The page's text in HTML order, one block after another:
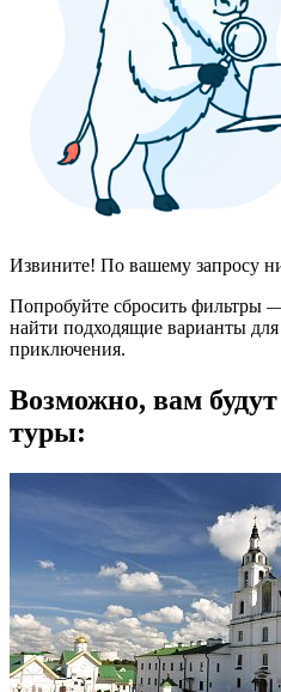
Извините! По вашему запросу
Попробуйте сбросить фильтры
найти подходящие варианты
приключения.
Возможно, вам
туры: